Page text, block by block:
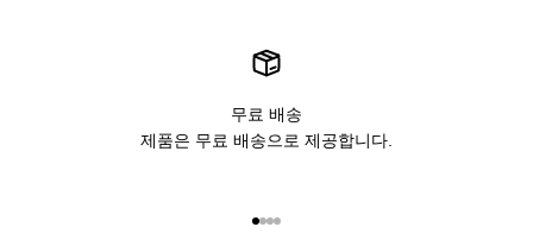
무료 배송
제품은 무료 배송으로 제공합니다.